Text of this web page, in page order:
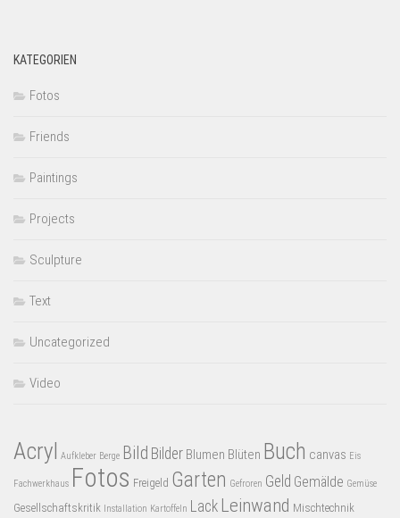
KATEGORIEN
Fotos
Friends
Paintings
Projects
Sculpture
Text
Uncategorized
Video
Acryl Aufkleber Berge Bild Bilder Blumen Blüten Buch canvas Eis
Fachwerkhaus Fotos Freigeld Garten Gefroren Geld Gemälde Gemüse
Gesellschaftskritik Installation Kartoffeln Lack Leinwand Mischtechnik